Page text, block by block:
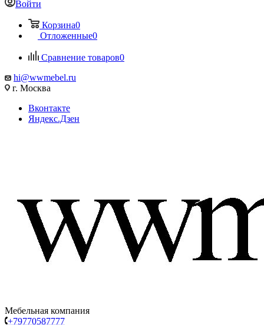
Войти
Корзина0
Отложенные0
Сравнение товаров0
hi@wwmebel.ru
г. Москва
Вконтакте
Яндекс.Дзен
Мебельная компания
+79770587777